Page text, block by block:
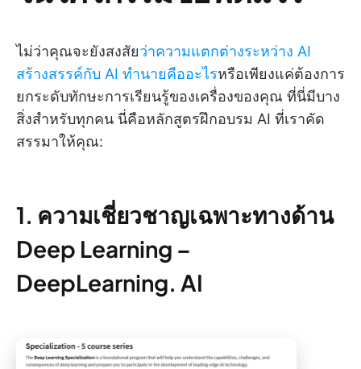
ไม่ว่าคุณจะยังสงสัยว่าความแตกต่างระหว่าง AI
สร้างสรรค์กับ AI ทำนายคืออะไรหรือเพียงแค่ต้องการ
ยกระดับทักษะการเรียนรู้ของเครื่องของคุณ ที่นี่มีบาง
สิ่งสำหรับทุกคน นี่คือหลักสูตรฝึกอบรม AI ที่เราคัด
สรรมาให้คุณ:
1. ความเชี่ยวชาญเฉพาะทางด้าน
Deep Learning –
DeepLearning. AI